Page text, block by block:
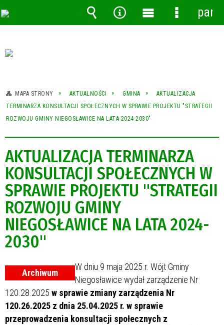
MAPA STRONY AKTUALNOŚCI GMINA
AKTUALIZACJA
TERMINARZA KONSULTACJI SPOŁECZNYCH W SPRAWIE PROJEKTU "STRATEGII
ROZWOJU GMINY NIEGOSŁAWICE NA LATA 2024-2030"
AKTUALIZACJA TERMINARZA
KONSULTACJI SPOŁECZNYCH W
SPRAWIE PROJEKTU "STRATEGII
ROZWOJU GMINY
NIEGOSŁAWICE NA LATA 2024-
2030"
Archiwum
W dniu 9 maja 2025 r. Wójt Gminy
Niegosławice wydał zarządzenie Nr
120.28.2025 w sprawie zmiany zarządzenia Nr
120.26.2025 z dnia 25.04.2025 r. w sprawie
przeprowadzenia konsultacji społecznych z
Wyszukiwarka
Narzędzia
MenuMenu